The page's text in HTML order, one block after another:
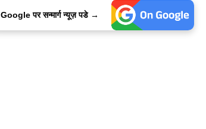
Google पर सन्मार्ग न्यूज़ पडे →